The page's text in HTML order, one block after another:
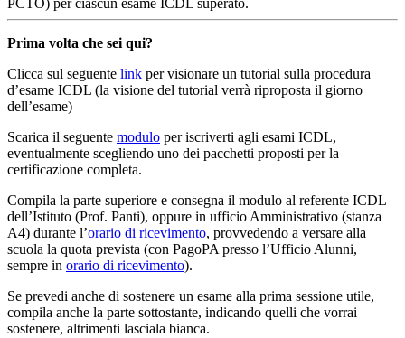
PCTO) per ciascun esame ICDL superato.
Prima volta che sei qui?
Clicca sul seguente link per visionare un tutorial sulla procedura
d’esame ICDL (la visione del tutorial verrà riproposta il giorno
dell’esame)
Scarica il seguente modulo per iscriverti agli esami ICDL,
eventualmente scegliendo uno dei pacchetti proposti per la
certificazione completa.
Compila la parte superiore e consegna il modulo al referente ICDL
dell’Istituto (Prof. Panti), oppure in ufficio Amministrativo (stanza
A4) durante l’orario di ricevimento, provvedendo a versare alla
scuola la quota prevista (con PagoPA presso l’Ufficio Alunni,
sempre in orario di ricevimento).
Se prevedi anche di sostenere un esame alla prima sessione utile,
compila anche la parte sottostante, indicando quelli che vorrai
sostenere, altrimenti lasciala bianca.